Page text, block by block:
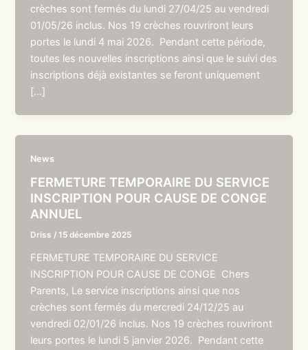
crèches sont fermés du lundi 27/04/25 au vendredi
01/05/26 inclus. Nos 19 crèches rouvriront leurs
portes le lundi 4 mai 2026. Pendant cette période,
toutes les nouvelles inscriptions ainsi que le suivi des
inscriptions déjà existantes se feront uniquement
[…]
News
FERMETURE TEMPORAIRE DU SERVICE
INSCRIPTION POUR CAUSE DE CONGE
ANNUEL
Driss /15 décembre 2025
FERMETURE TEMPORAIRE DU SERVICE
INSCRIPTION POUR CAUSE DE CONGE Chers
Parents, Le service inscriptions ainsi que nos
crèches sont fermés du mercredi 24/12/25 au
vendredi 02/01/26 inclus. Nos 19 crèches rouvriront
leurs portes le lundi 5 janvier 2026. Pendant cette